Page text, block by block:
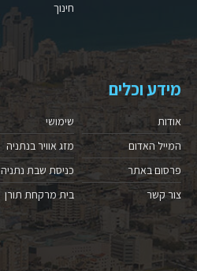
חינוך
מידע וכלים
אודות
המייל האדום
פרסום באתר
צור קשר
שימושי
מזג אוויר בנתניה
כניסת שבת נתניה
בית מרקחת תורן